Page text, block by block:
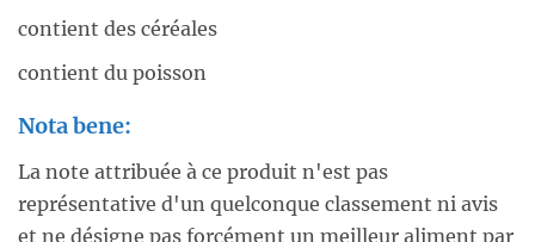
contient des céréales
contient du poisson
Nota bene:
La note attribuée à ce produit n'est pas
représentative d'un quelconque classement ni avis
et ne désigne pas forcément un meilleur aliment par